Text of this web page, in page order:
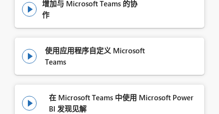

增加与 Microsoft Teams 的协
作

使用应用程序自定义 Microsoft
Teams

在 Microsoft Teams 中使用 Microsoft Power
BI 发现见解